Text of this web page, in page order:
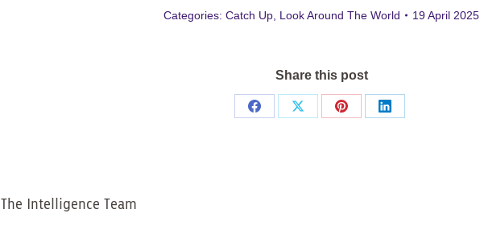
Categories: Catch Up Look Around The World 19 April 2025
Share this post
Share
Share
Share
Share
The Intelligence Team